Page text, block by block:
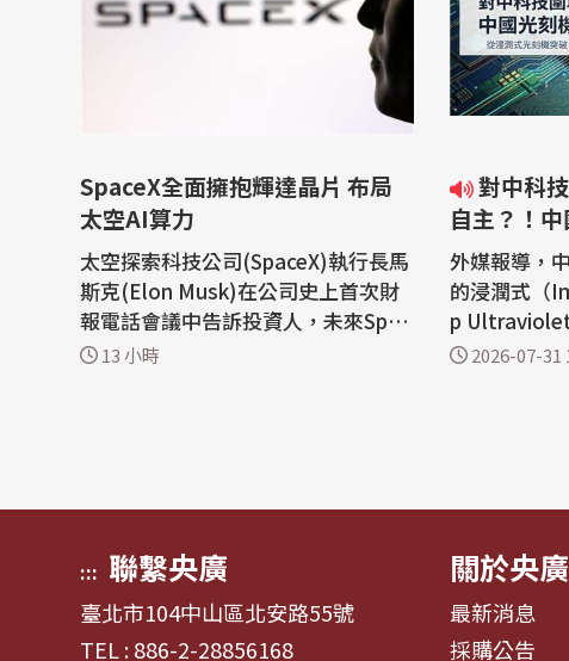
SpaceX全面擁抱輝達晶片 布局
太空AI算力
太空探索科技公司(SpaceX)執行長馬
斯克(Elon Musk)在公司史上首次財
報電話會議中告訴投資人，未來Spac
eX將完全以輝達(Nvidia)的系統建構
13 小時
對中科技圍堵反加速中國科技
自主？！
仁勳觀點
外媒報導，
的浸潤式（
p
計今年將交
2026-07-31
::: 聯繫央廣
臺北市104中山區北安路55號
TEL : 886-2-28856168
關於央廣
最新消息
採購公告